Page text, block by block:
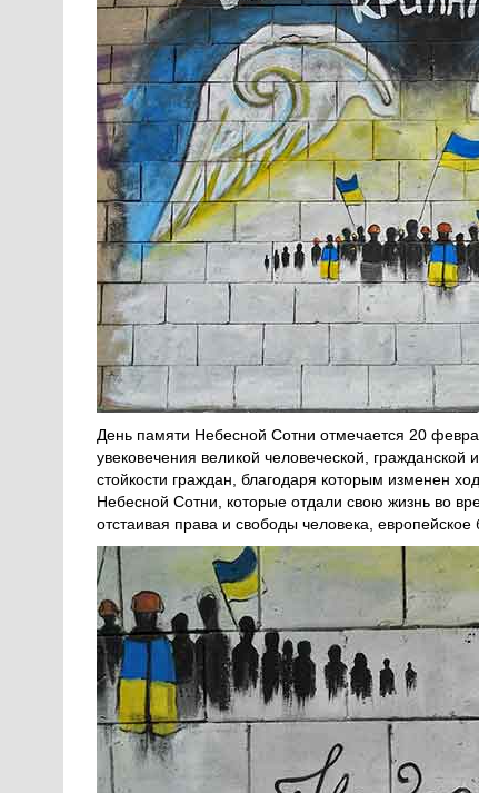
День памяти Небесной Сотни отмечается 20
увековечения великой человеческой,
стойкости граждан, благодаря которым изменен
Небесной Сотни, которые отдали свою жизнь во
отстаивая права и свободы человека,